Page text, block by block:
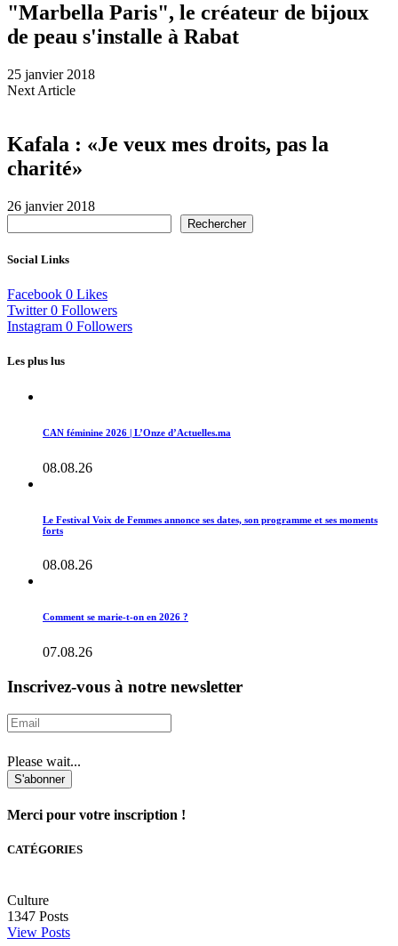
"Marbella Paris", le créateur de bijoux
de peau s'installe à Rabat
25 janvier 2018
Next Article
Kafala : «Je veux mes droits, pas la
charité»
26 janvier 2018
Rechercher
Social Links
Facebook 0 Likes
Twitter 0 Followers
Instagram 0 Followers
Les plus lus
CAN féminine 2026 | L’Onze d’Actuelles.ma
08.08.26
Le Festival Voix de Femmes annonce ses dates, son programme et ses moments
forts
08.08.26
Comment se marie-t-on en 2026 ?
07.08.26
Inscrivez-vous à notre newsletter
Please wait...
S'abonner
Merci pour votre inscription !
CATÉGORIES
Culture
1347 Posts
View Posts